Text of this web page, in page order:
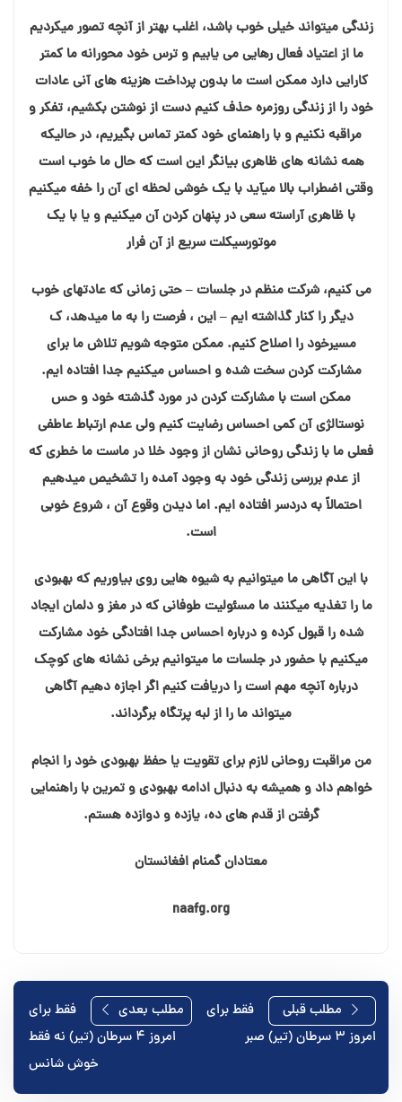
زندگی میتواند خیلی خوب باشد، اغلب بهتر از آنچه تصور میکردیم
ما از اعتیاد فعال رهایی می یابیم و ترس خود محورانه ما کمتر
کارایی دارد ممکن است ما بدون پرداخت هزینه های آنی عادات
خود را از زندگی روزمره حذف کنیم دست از نوشتن بکشیم، تفکر و
مراقبه نکنیم و با راهنمای خود کمتر تماس بگیریم، در حالیکه
همه نشانه های ظاهری بیانگر این است که حال ما خوب است
وقتی اضطراب بالا میآید با یک خوشی لحظه ای آن را خفه میکنیم
با ظاهری آراسته سعی در پنهان کردن آن میکنیم و یا با یک
موتورسیکلت سریع از آن فرار
می کنیم، شرکت منظم در جلسات – حتی زمانی که عادتهای خوب
دیگر را کنار گذاشته ایم – این ، فرصت را به ما میدهد، ک
مسیرخود را اصلاح کنیم. ممکن متوجه شویم تلاش ما برای
مشارکت کردن سخت شده و احساس میکنیم جدا افتاده ایم.
ممکن است با مشارکت کردن در مورد گذشته خود و حس
نوستالژی آن کمی احساس رضایت کنیم ولی عدم ارتباط عاطفی
فعلی ما با زندگی روحانی نشان از وجود خلا در ماست ما خطری که
از عدم بررسی زندگی خود به وجود آمده را تشخیص میدهیم
احتمالاً به دردسر افتاده ایم. اما دیدن وقوع آن ، شروع خوبی
است.
با این آگاهی ما میتوانیم به شیوه هایی روی بیاوریم که بهبودی
ما را تغذیه میکنند ما مسئولیت طوفانی که در مغز و دلمان ایجاد
شده را قبول کرده و درباره احساس جدا افتادگی خود مشارکت
میکنیم با حضور در جلسات ما میتوانیم برخی نشانه های کوچک
درباره آنچه مهم است را دریافت کنیم اگر اجازه دهیم آگاهی
میتواند ما را از لبه پرتگاه برگرداند.
من مراقبت روحانی لازم برای تقویت یا حفظ بهبودی خود را انجام
خواهم داد و همیشه به دنبال ادامه بهبودی و تمرین با راهنمایی
گرفتن از قدم های ده، یازده و دوازده هستم.
معتادان گمنام افغانستان
naafg.org
راهبریمطلب قبلی
فقط برای
امروز ۳ سرطان (تیر) صبر
مطلب بعدی
فقط برای
امروز ۴ سرطان (تیر) نه فقط
خوش شانس